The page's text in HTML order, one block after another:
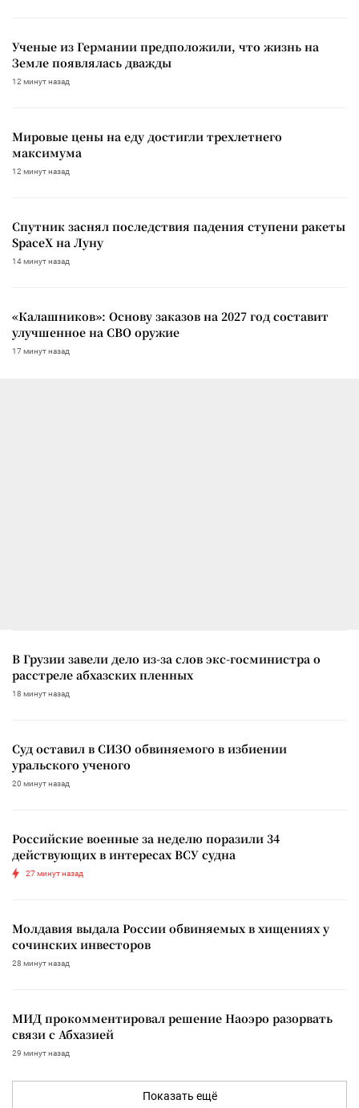
Ученые из Германии предположили, что жизнь на
Земле появлялась дважды
12 минут назад
Мировые цены на еду достигли трехлетнего
максимума
12 минут назад
Спутник заснял последствия падения ступени ракеты
SpaceX на Луну
14 минут назад
«Калашников»: Основу заказов на 2027 год составит
улучшенное на СВО оружие
17 минут назад
В Грузии завели дело из-за слов экс-госминистра о
расстреле абхазских пленных
18 минут назад
Суд оставил в СИЗО обвиняемого в избиении
уральского ученого
20 минут назад
Российские военные за неделю поразили 34
действующих в интересах ВСУ судна
27 минут назад
Молдавия выдала России обвиняемых в хищениях у
сочинских инвесторов
28 минут назад
МИД прокомментировал решение Наоэро разорвать
связи с Абхазией
29 минут назад
Показать ещё